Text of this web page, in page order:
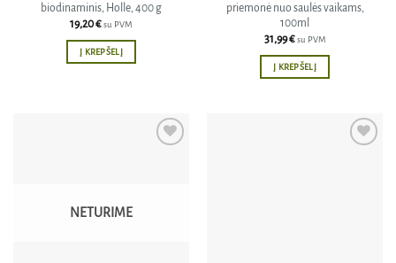
biodinaminis, Holle, 400 g
19,20€su PVM
Į KREPŠELĮ
priemonė nuo saulės vaikams,
100ml
31,99€ su PVM
Į KREPŠELĮ
NETURIME